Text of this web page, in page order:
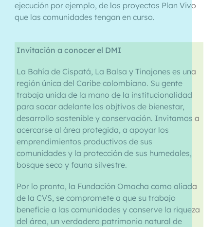
ejecución por ejemplo, de los proyectos Plan Vivo
que las comunidades tengan en curso.
Invitación a conocer el DMI
La Bahía de Cispatá, La Balsa y Tinajones es una
región única del Caribe colombiano. Su gente
trabaja unida de la mano de la institucionalidad
para sacar adelante los objtivos de bienestar,
desarrollo sostenible y conservación. Invitamos a
acercarse al área protegida, a apoyar los
emprendimientos productivos de sus
comunidades y la protección de sus humedales,
bosque seco y fauna silvestre.
Por lo pronto, la Fundación Omacha como aliada
de la CVS, se compromete a que su trabajo
beneficie a las comunidades y conserve la riqueza
del área, un verdadero patrimonio natural de